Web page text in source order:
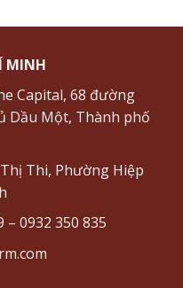
MINH
Capital, 68 đường
Dầu Một, Thành phố
Thi, Phường Hiệp
– 0932 350 835